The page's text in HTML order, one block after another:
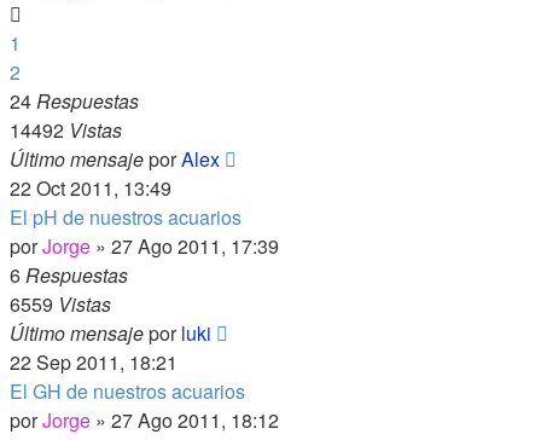
1
2
24Respuestas
14492 Vistas
Último mensajeporAlex
22 Oct 2011, 13:49
El pH de nuestros acuarios
porJorge » 27 Ago 2011, 17:39
6Respuestas
6559 Vistas
Último mensajeporluki
22 Sep 2011, 18:21
El GH de nuestros acuarios
porJorge » 27 Ago 2011, 18:12